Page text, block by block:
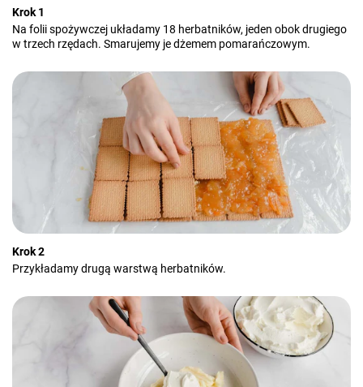
Krok 1
Na folii spożywczej układamy 18 herbatników, jeden obok drugiego
w trzech rzędach. Smarujemy je dżemem pomarańczowym.
Krok 2
Przykładamy drugą warstwą herbatników.